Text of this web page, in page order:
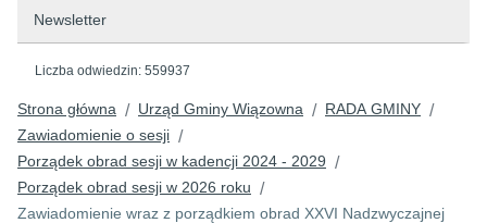
Newsletter
Liczba odwiedzin: 559937
Strona główna / Urząd Gminy Wiązowna / RADA GMINY /
Zawiadomienie o sesji /
Porządek obrad sesji w kadencji 2024 - 2029 /
Porządek obrad sesji w 2026 roku /
Zawiadomienie wraz z porządkiem obrad XXVI Nadzwyczajnej